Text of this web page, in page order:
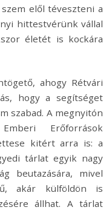
elől téveszteni a
hittestvérünk vállal
életét is kockára
ahogy Rétvári
hogy a segítséget
szabad. A megnyitón
Erőforrások
kitért arra is: a
tárlat egyik nagy
beutazására, mivel
akár külföldön is
állhat. A tárlat